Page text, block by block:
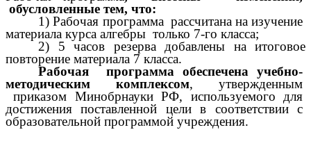
обусловленные тем, что:
1) Рабочая программа рассчитана на изучение
материала курса алгебры только 7-го класса;
2) 5 часов резерва добавлены на итоговое
повторение материала 7 класса.
Рабочая программа обеспечена учебно-
методическим комплексом, утвержденным
приказом Минобрнауки РФ, используемого для
достижения поставленной цели в соответствии с
образовательной программой учреждения.